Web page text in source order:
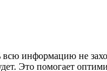
информацию не
Это помогает